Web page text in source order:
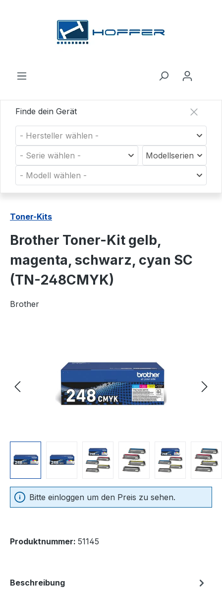
Finde dein Gerät
- Hersteller wählen -
- Serie wählen -
Modellserien
- Modell wählen -
Toner-Kits
Brother Toner-Kit gelb,
magenta, schwarz, cyan SC
(TN-248CMYK)
Brother
Bitte einloggen um den Preis zu sehen.
Produktnummer: 51145
Beschreibung